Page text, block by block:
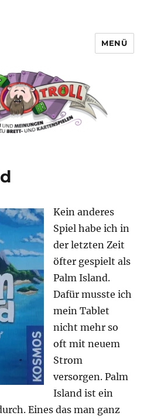
MENÜ
Kein anderes
Spiel habe ich in
der letzten Zeit
öfter gespielt als
Palm Island.
Dafür musste ich
mein Tablet
nicht mehr so
oft mit neuem
Strom
versorgen. Palm
Island ist ein
Eines das man ganz